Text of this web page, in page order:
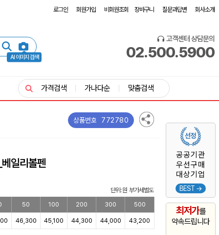
로그인 회원가입 비회원조회 장바구니 질문과답변 회사소개
AI 이미지 검색
고객센터 상담문의
02.500.5900
공공기관
우선구매
대상기업
BEST →
최저가를
약속드립니다
가격검색 가나다순 맞춤검색
상품번호 772780
일리볼펜
단위: 원 부가세별도
50 100 200 300 500
46,300 45,100 44,300 44,000 43,200